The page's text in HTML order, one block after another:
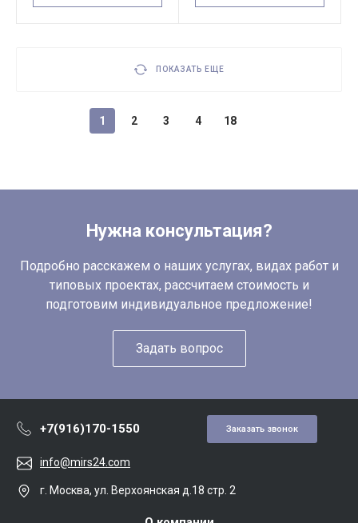
ПОКАЗАТЬ ЕЩЕ
1 2 3 4 18
Нужна консультация?
Подробно расскажем о наших услугах, видах работ и
типовых проектах, рассчитаем стоимость и
подготовим индивидуальное предложение!
Задать вопрос
+7(916)170-1550 Заказать звонок
info@mirs24.com
г. Москва, ул. Верхоянская д.18 стр. 2